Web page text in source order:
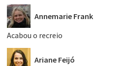
Annemarie Frank
Acabou o recreio
Ariane Feijó